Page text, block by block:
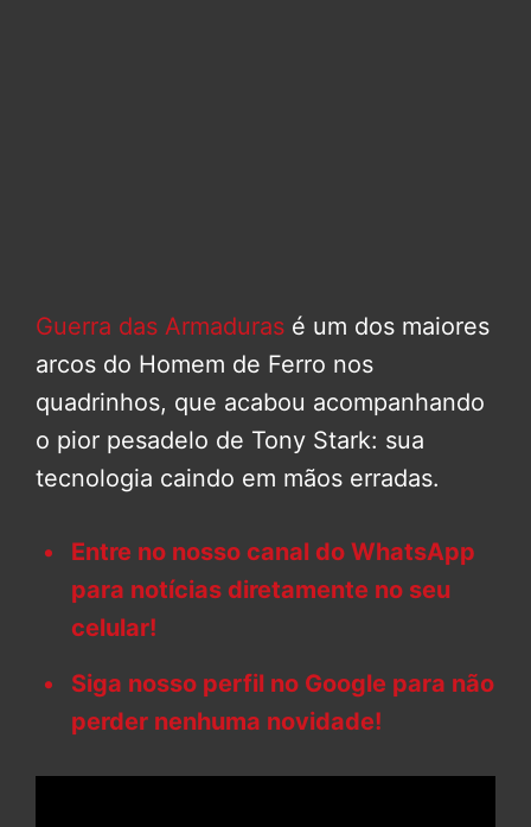
Guerra das Armaduras é um dos maiores
arcos do Homem de Ferro nos
quadrinhos, que acabou acompanhando
o pior pesadelo de Tony Stark: sua
tecnologia caindo em mãos erradas.
Entre no nosso canal do WhatsApp
para notícias diretamente no seu
celular!
Siga nosso perfil no Google para não
perder nenhuma novidade!